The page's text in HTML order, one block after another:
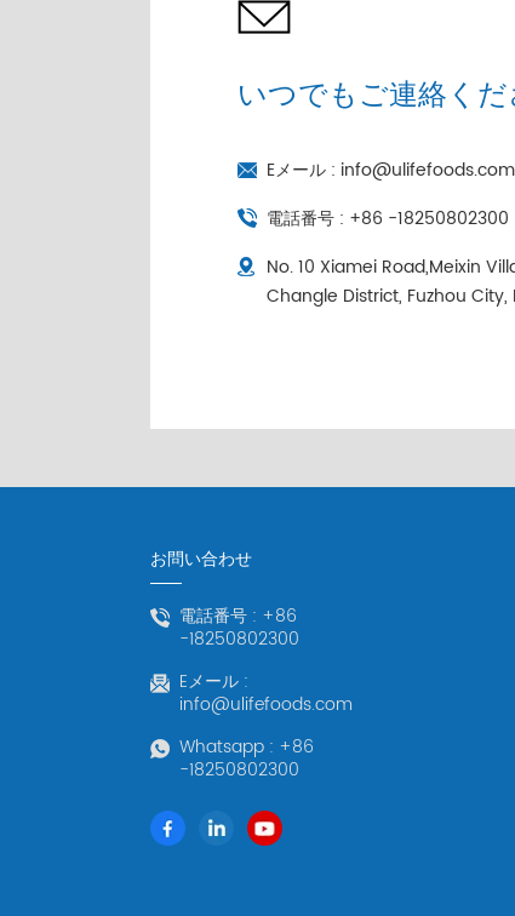
いつでもご連絡く
Eメール : info@ulifefoods.com
電話番号 : +86 -18250802300
No. 10 Xiamei Road,Meixin
Changle District, Fuzhou
お問い合わせ
電話番号 : +86
-18250802300
Eメール :
info@ulifefoods.com
Whatsapp : +86
-18250802300